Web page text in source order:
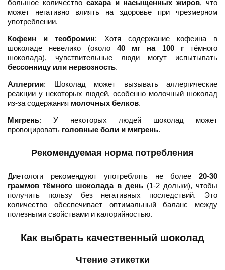
большое количество сахара и насыщенных жиров, что
может негативно влиять на здоровье при чрезмерном
употреблении.
Кофеин и теобромин: Хотя содержание кофеина в
шоколаде невелико (около 40 мг на 100 гтёмного
шоколада), чувствительные люди могут испытывать
бессонницу или нервозность.
Аллергии: Шоколад может вызывать аллергические
реакции у некоторых людей, особенно молочный шоколад
из-за содержания молочных белков.
Мигрень: У некоторых людей шоколад может
провоцировать головные боли и мигрень.
Рекомендуемая норма потребления
Диетологи рекомендуют употреблять не более 20-30
граммов тёмного шоколада в день (1-2 дольки), чтобы
получить пользу без негативных последствий. Это
количество обеспечивает оптимальный баланс между
полезными свойствами и калорийностью.
Как выбрать качественный шоколад
Чтение этикетки